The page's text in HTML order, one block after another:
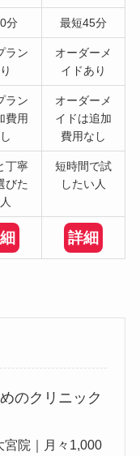
分 最短45分
ラン
オーダーメ
イドあり
ラン
費用
オーダーメ
イドは追加
費用なし
丁寧
びた
短時間で試
したい人
詳細
のクリニック
宮院｜月々1,000